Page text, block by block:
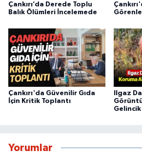
Çankırı’da Derede Toplu
Balık Ölümleri İncelemede
Çankırı'da Güvenilir Gıda
İçin Kritik Toplantı
Ilgaz
Yorumlar